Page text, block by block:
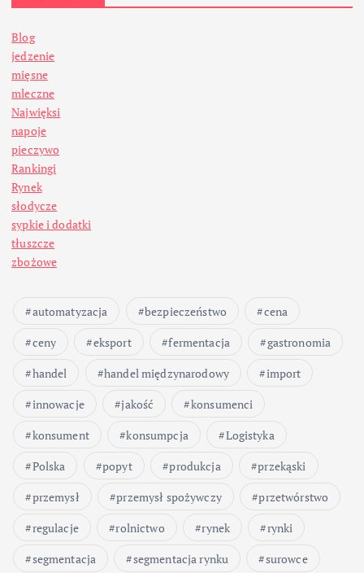
Blog
jedzenie
mięsne
mleczne
Najwięksi
napoje
pieczywo
Rankingi
Rynek
słodycze
sypkie i dodatki
tłuszcze
zbożowe
automatyzacja bezpieczeństwo
cena
ceny
eksport fermentacja
gastronomia
handel
handel międzynarodowy
import
innowacje
jakość
konsumenci
konsument
konsumpcja
Logistyka
Polska
popyt produkcja
przekąski
przemysł
przemysł spożywczy
przetwórstwo
regulacje
rolnictwo rynek
rynki
segmentacja
segmentacja rynku
surowce